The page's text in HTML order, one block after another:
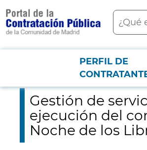
contenido
principal
Buscar
Menú PCON
PERFIL DE
Gestión de servicios de carácter
Gestión de
ejecución del
Noche de los